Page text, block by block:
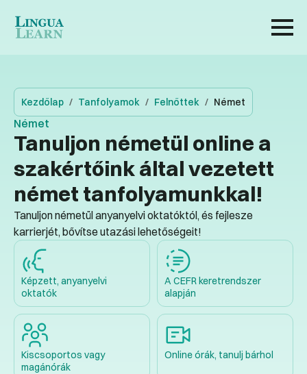
Kezdőlap Tanfolyamok Felnőttek Német
Német
Tanuljon németül online a
szakértőink által vezetett
német tanfolyamunkkal!
Tanuljon németül anyanyelvi oktatóktól, és fejlesze
karrierjét, bővítse utazási lehetőségeit!
Képzett, anyanyelvi
oktatók
A CEFR keretrendszer
alapján
Kiscsoportos vagy
magánórák
Online órák, tanulj bárhol